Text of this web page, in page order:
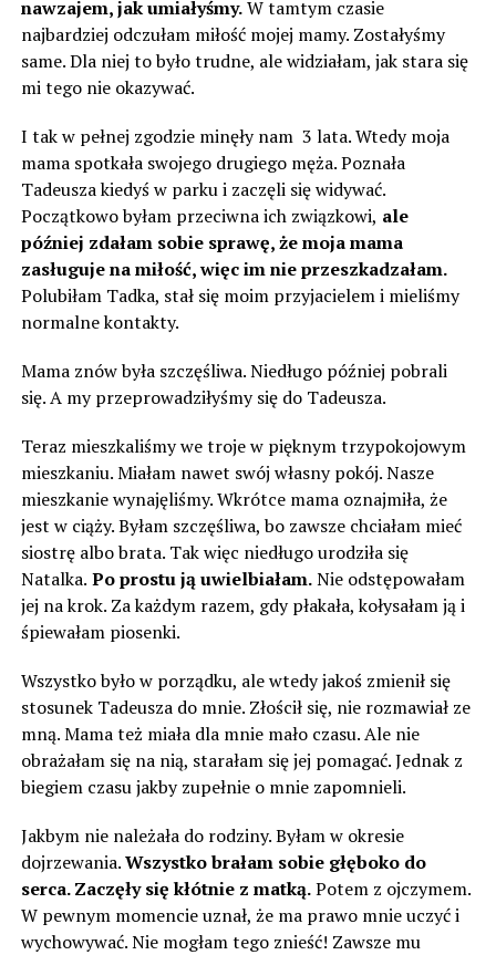
nawzajem, jak umiałyśmy.W tamtym czasie
najbardziej odczułam miłość mojej mamy. Zostałyśmy
same. Dla niej to było trudne, ale widziałam, jak stara się
mi tego nie okazywać.
I tak w pełnej zgodzie minęły nam 3 lata. Wtedy moja
mama spotkała swojego drugiego męża. Poznała
Tadeusza kiedyś w parku i zaczęli się widywać.
Początkowo byłam przeciwna ich związkowi, ale
później zdałam sobie sprawę, że moja mama
zasługuje na miłość, więc im nie przeszkadzałam.
Polubiłam Tadka, stał się moim przyjacielem i mieliśmy
normalne kontakty.
Mama znów była szczęśliwa. Niedługo później pobrali
się. A my przeprowadziłyśmy się do Tadeusza.
Teraz mieszkaliśmy we troje w pięknym trzypokojowym
mieszkaniu. Miałam nawet swój własny pokój. Nasze
mieszkanie wynajęliśmy. Wkrótce mama oznajmiła, że ​​
jest w ciąży. Byłam szczęśliwa, bo zawsze chciałam mieć
siostrę albo brata. Tak więc niedługo urodziła się
Natalka. Po prostu ją uwielbiałam.Nie odstępowałam
jej na krok. Za każdym razem, gdy płakała, kołysałam ją i
śpiewałam piosenki.
Wszystko było w porządku, ale wtedy jakoś zmienił się
stosunek Tadeusza do mnie. Złościł się, nie rozmawiał ze
mną. Mama też miała dla mnie mało czasu. Ale nie
obrażałam się na nią, starałam się jej pomagać. Jednak z
biegiem czasu jakby zupełnie o mnie zapomnieli.
Jakbym nie należała do rodziny. Byłam w okresie
dojrzewania.Wszystko brałam sobie głęboko do
serca. Zaczęły się kłótnie z matką.Potem z ojczymem.
W pewnym momencie uznał, że ma prawo mnie uczyć i
wychowywać. Nie mogłam tego znieść! Zawsze mu